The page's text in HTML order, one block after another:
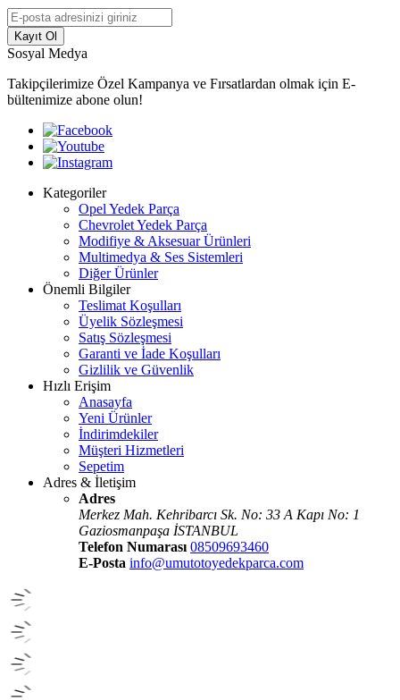
Kayıt Ol
Sosyal Medya
Takipçilerimize Özel Kampanya ve Fırsatlardan olmak için E-
bültenimize abone olun!
Kategoriler
Opel Yedek Parça
Chevrolet Yedek Parça
Modifiye & Aksesuar Ürünleri
Multimedya & Ses Sistemleri
Diğer Ürünler
Önemli Bilgiler
Teslimat Koşulları
Üyelik Sözleşmesi
Satış Sözleşmesi
Garanti ve İade Koşulları
Gizlilik ve Güvenlik
Hızlı Erişim
Anasayfa
Yeni Ürünler
İndirimdekiler
Müşteri Hizmetleri
Sepetim
Adres & İletişim
Adres
Merkez Mah. Kehribarcı Sk. No: 33 A Kapı No: 1
Gaziosmanpaşa İSTANBUL
Telefon Numarası 08509693460
E-Posta info@umutotoyedekparca.com